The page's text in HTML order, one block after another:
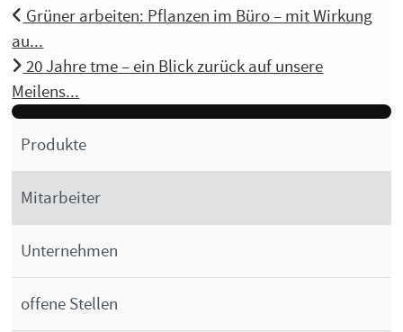
Grüner arbeiten: Pflanzen im Büro – mit Wirkung
au...
20 Jahre tme – ein Blick zurück auf unsere
Meilens...
Produkte
Mitarbeiter
Unternehmen
offene Stellen